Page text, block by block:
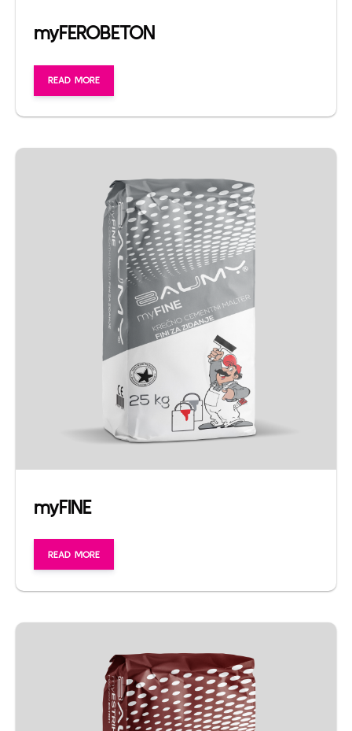
myFEROBETON
READ MORE
myFINE
READ MORE